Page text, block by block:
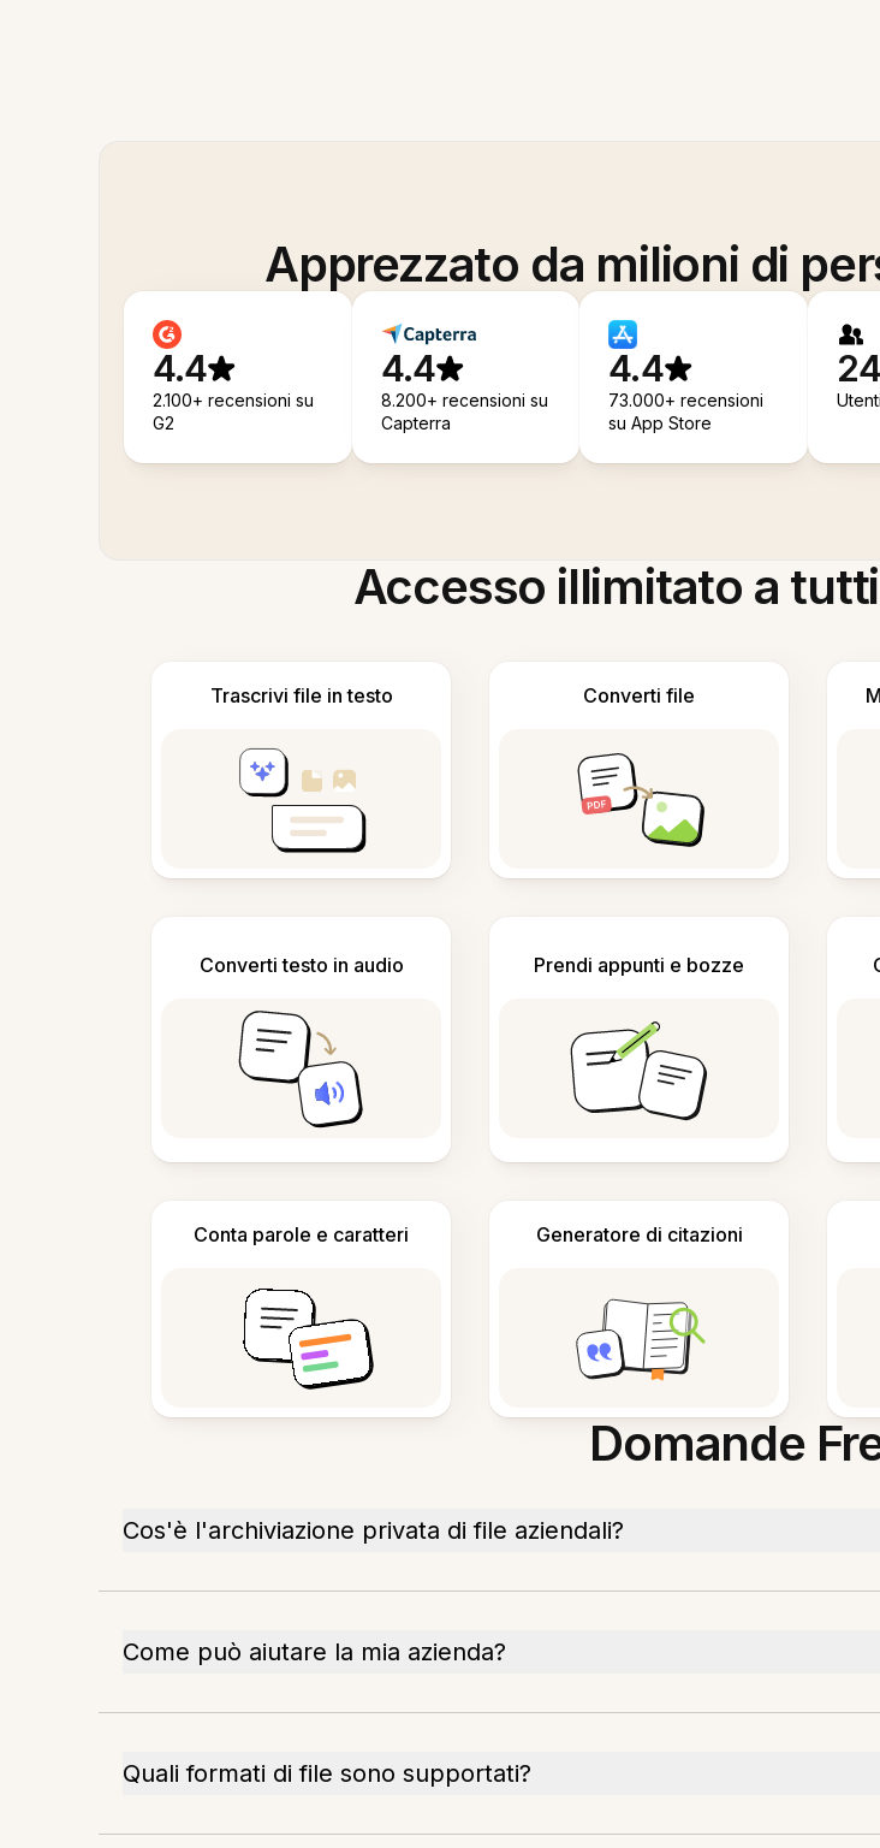
Apprezzato da milioni di
4.4
2.100+ recensioni su
G2
4.4
8.200+ recensioni su
Capterra
4.4
73.000+ recensioni
su App Store
Accesso illimitato a
Trascrivi file in testo Converti file
Converti testo in audio Prendi appunti e bozze
Conta parole e caratteri Generatore di citazioni
Domande
Cos'è l'archiviazione privata di file aziendali?
Come può aiutare la mia azienda?
Quali formati di file sono supportati?